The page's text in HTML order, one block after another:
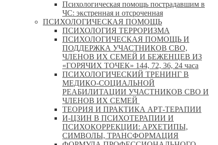
Психологическая помощь пострадавшим в
ЧС: экстренная и отсроченная
ПСИХОЛОГИЧЕСКАЯ ПОМОЩЬ
ПСИХОЛОГИЯ ТЕРРОРИЗМА
ПСИХОЛОГИЧЕСКАЯ ПОМОЩЬ И
ПОДДЕРЖКА УЧАСТНИКОВ СВО,
ЧЛЕНОВ ИХ СЕМЕЙ И БЕЖЕНЦЕВ ИЗ
«ГОРЯЧИХ ТОЧЕК» 144, 72, 36, 24 часа
ПСИХОЛОГИЧЕСКИЙ ТРЕНИНГ В
МЕДИКО-СОЦИАЛЬНОЙ
РЕАБИЛИТАЦИИ УЧАСТНИКОВ СВО И
ЧЛЕНОВ ИХ СЕМЕЙ
ТЕОРИЯ И ПРАКТИКА АРТ-ТЕРАПИИ
И-ЦЗИН В ПСИХОТЕРАПИИ И
ПСИХОКОРРЕКЦИИ: АРХЕТИПЫ,
СИМВОЛЫ, ТРАНСФОРМАЦИЯ